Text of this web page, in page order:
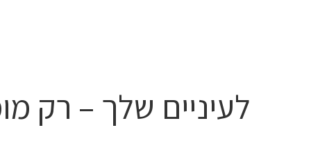
לעיניים שלך – רק